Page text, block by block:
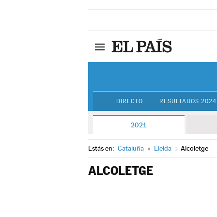
DIRECTO RESULTADOS 2024
2021
Estás en: Cataluña » Lleida » Alcoletge
ALCOLETGE